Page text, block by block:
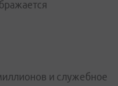
и служебное